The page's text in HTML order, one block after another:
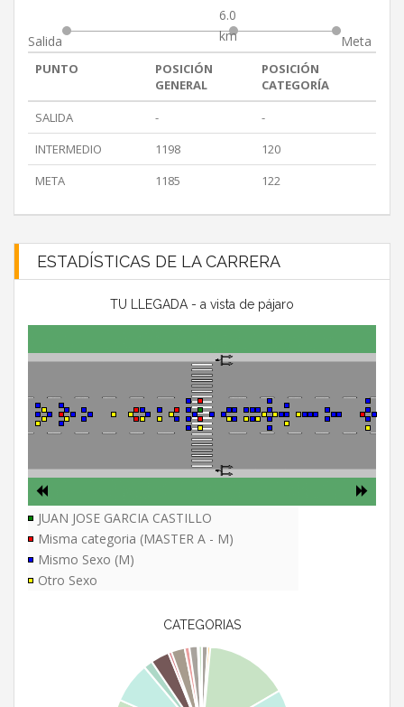
Salida
6.0
km
Meta
PUNTO
POSICIÓN
GENERAL
POSICIÓN
CATEGORÍA
SALIDA
-
-
INTERMEDIO
1198
120
META
1185 122
ESTADÍSTICAS DE LA CARRERA
TU LLEGADA - a vista de pájaro
JUAN JOSE GARCIA CASTILLO
Misma categoria (MASTER A - M)
Mismo Sexo (M)
Otro Sexo
CATEGORIAS